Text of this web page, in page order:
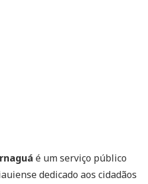
é um serviço público
dedicado aos cidadãos